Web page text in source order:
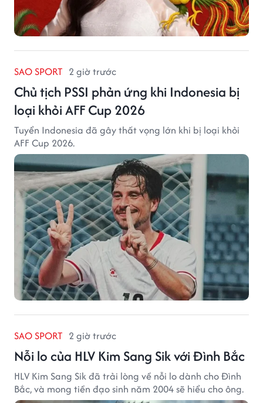
SAO SPORT 2 giờ trước
Chủ tịch PSSI phản ứng khi Indonesia bị
loại khỏi AFF Cup 2026
Tuyển Indonesia đã gây thất vọng lớn khi bị loại khỏi
AFF Cup 2026.
SAO SPORT 2 giờ trước
Nỗi lo của HLV Kim Sang Sik với Đình Bắc
HLV Kim Sang Sik đã trải lòng về nỗi lo dành cho Đình
Bắc, và mong tiền đạo sinh năm 2004 sẽ hiểu cho ông.